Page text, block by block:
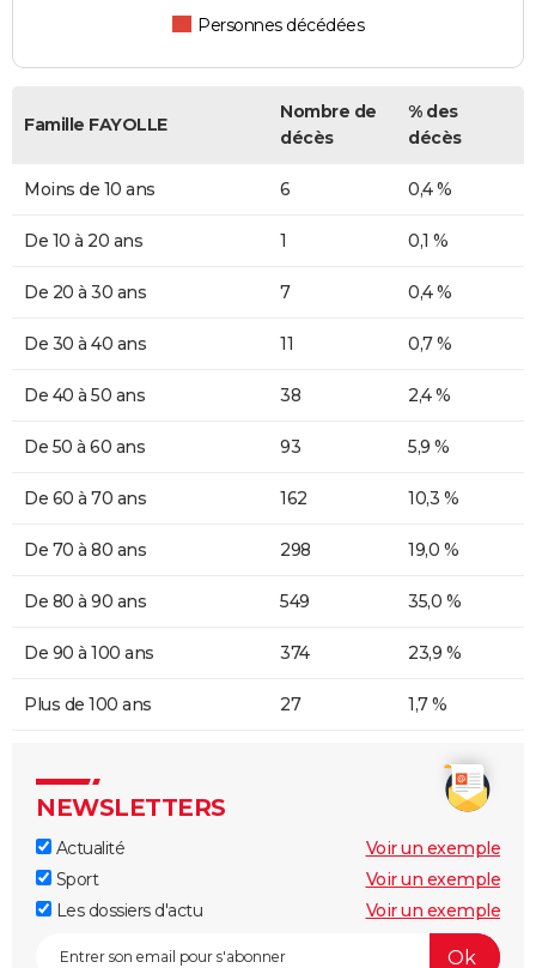
Personnes décédées
Famille FAYOLLE
Nombre de
décès
% des
décès
Moins de 10 ans 6 0,4 %
De 10 à 20 ans 1 0,1 %
De 20 à 30 ans 7 0,4 %
De 30 à 40 ans 11 0,7 %
De 40 à 50 ans 38 2,4 %
De 50 à 60 ans 93 5,9 %
De 60 à 70 ans 162 10,3 %
De 70 à 80 ans 298 19,0 %
De 80 à 90 ans 549 35,0 %
De 90 à 100 ans 374 23,9 %
Plus de 100 ans 27 1,7 %
NEWSLETTERS
Actualité
Voir un exemple
Sport
Voir un exemple
Les dossiers d'actu
Voir un exemple